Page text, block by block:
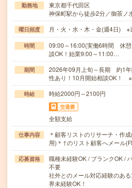
勤務地
東京都千代田区
神保町駅から徒歩2分／御茶ノ
曜日頻度 月・火・水・木・金(週4日) ※
時間
09:00～16:00(実働6時間 休憩
談OK！始業9:00～11:00…
期間
2026年09月上旬～長期 約1
性あり！10月開始相談OK！
時給 時給2000円～2100円
交通費
全額支給
仕事内容
＊顧客リストのリサーチ・作
用)＊↑のリスト顧客へメール
応募資格
職種未経験OK / ブランクOK /
不要
社外とのメール対応経験のあ
界未経験OK！